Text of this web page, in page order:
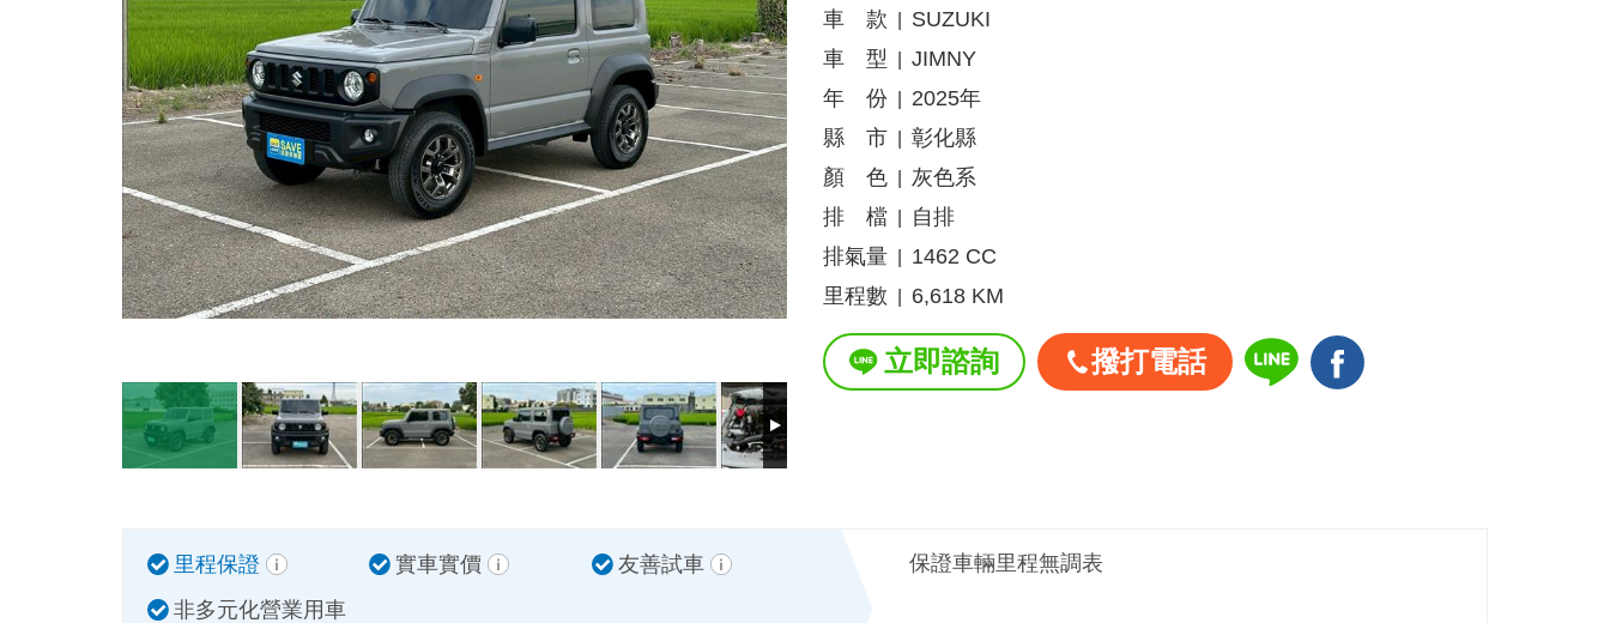
車 款
SUZUKI
車 型
JIMNY
年 份
2025年
縣 市
彰化縣
顏 色
灰色系
排 檔
自排
排氣量
1462 CC
里程數
6,618 KM
立即諮詢 撥打電話
里程保證 實車實價
友善試車
非多元化營業用車
保證車輛里程無調表